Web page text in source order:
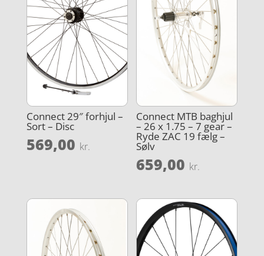
Connect 29″ forhjul –
Sort – Disc
569,00 kr.
Connect MTB baghjul
– 26 x 1.75 – 7 gear –
Ryde ZAC 19 fælg –
Sølv
659,00 kr.